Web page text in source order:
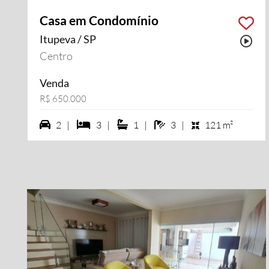
Casa em Condomínio
Itupeva / SP
Centro
Venda
R$ 650.000
2 vagas na garagem
2 | 3 dormiórios
3 | 1 suítes
1 | 3 banheiros
3 | 121 m²